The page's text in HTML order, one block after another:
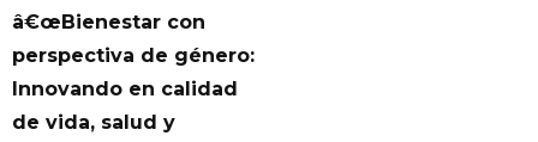
â€œBienestar con
perspectiva de género:
Innovando en calidad
de vida, salud y